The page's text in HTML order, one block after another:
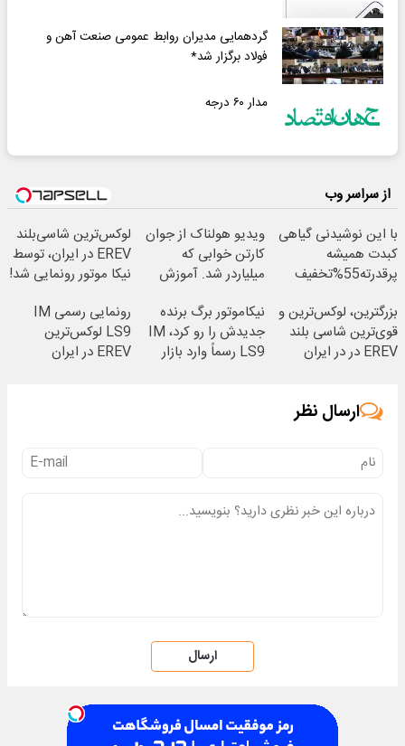
گردهمایی مدیران روابط عمومی صنعت آهن و
فولاد برگزار شد*
مدار ۶٠ درجه
از سراسر وب
با این نوشیدنی گیاهی
کبدت همیشه
پرقدرته55%تخفیف
ویدیو هولناک از جوان
کارتن خوابی که
میلیاردر شد. آموزش
لوکس‌ترین شاسی‌بلند
EREV در ایران، توسط
نیکا موتور رونمایی شد!
بزرگترین، لوکس‌ترین و
قوی‌ترین شاسی بلند
EREV در در ایران
نیکاموتور برگ برنده
جدیدش را رو کرد، IM
LS9 رسماً وارد بازار
رونمایی رسمی IM
LS9 لوکس‌ترین
EREV در ایران
ارسال نظر
ارسال